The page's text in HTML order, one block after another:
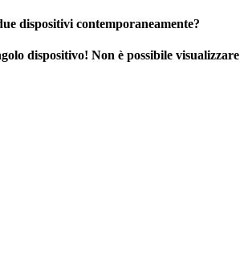
dispositivi contemporaneamente?
dispositivo! Non è possibile